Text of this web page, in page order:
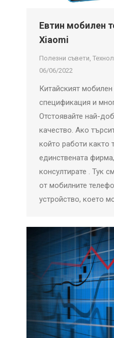
Евтин мобилен
Xiaomi
Полезни съвети
06/06/2022
Китайският
спецификация и
Отстоявайте най-
качество. Ако
който работи както
единствената
консултирате . Тук
от мобилните
устройство, което